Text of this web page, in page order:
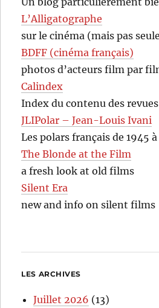
L’Alligatographe
sur le cinéma (mais pas
BDFF (cinéma français)
photos d’acteurs film par
Calindex
Index du contenu des
JLIPolar – Jean-Louis Ivani
Les polars français de 1945
The Blonde at the Film
a fresh look at old films
Silent Era
new and info on silent films
LES ARCHIVES
Juillet 2026 (13)